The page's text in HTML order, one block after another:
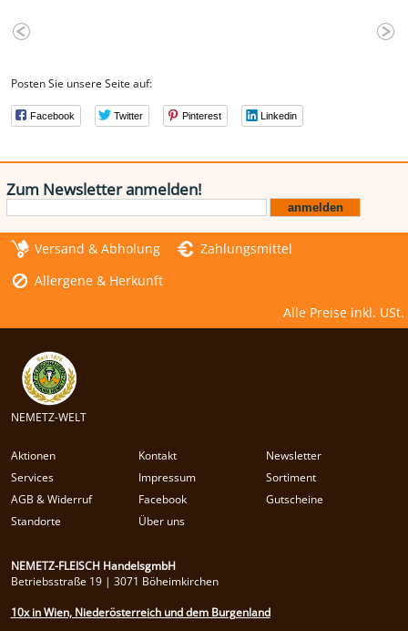
Posten Sie unsere Seite auf:
Facebook Twitter Pinterest Linkedin
Zum Newsletter anmelden!
Versand & Abholung
Zahlungsmittel
Allergene & Herkunft
Alle Preise inkl. USt.
NEMETZ-WELT
Aktionen Kontakt
Newsletter
Services
Impressum
Sortiment
AGB & Widerruf
Facebook
Gutscheine
Standorte
Über uns
NEMETZ-FLEISCH HandelsgmbH
Betriebsstraße 19 | 3071 Böheimkirchen
10x in Wien, Niederösterreich und dem Burgenland